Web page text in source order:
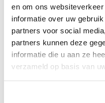
en om ons
informatie over uw
partners voor social
partners kunnen deze
informatie die u aan ze
verzameld op basis van